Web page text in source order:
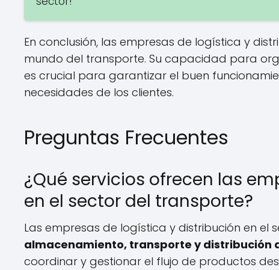
En conclusión, las empresas de logística y
mundo del transporte. Su capacidad para
es crucial para garantizar el buen
necesidades de los clientes.
Preguntas Frecuentes
¿Qué servicios ofrecen las
en el sector del transporte?
Las empresas de logística y distribución en el
almacenamiento, transporte y distribución
coordinar y gestionar el flujo de productos